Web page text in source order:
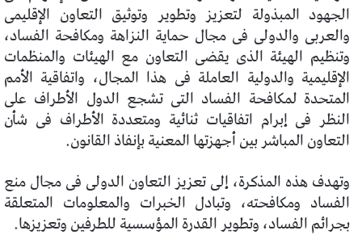
الجهود المبذولة لتعزيز وتطوير وتوثيق التعاون الإقليمى
والعربى والدولى فى مجال حماية النزاهة ومكافحة الفساد،
وتنظيم الهيئة الذى يقضى التعاون مع الهيئات والمنظمات
الإقليمية والدولية العاملة فى هذا المجال، واتفاقية الأمم
المتحدة لمكافحة الفساد التى تشجع الدول الأطراف على
النظر فى إبرام اتفاقيات ثنائية ومتعددة الأطراف فى شأن
التعاون المباشر بين أجهزتها المعنية بإنفاذ القانون.
وتهدف هذه المذكرة، إلى تعزيز التعاون الدولى فى مجال منع
الفساد ومكافحته، وتبادل الخبرات والمعلومات المتعلقة
بجرائم الفساد، وتطوير القدرة المؤسسية للطرفين وتعزيزها.